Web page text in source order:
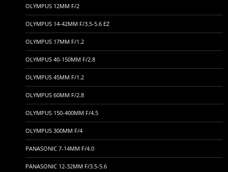
OLYMPUS 12MM F/2
OLYMPUS 14-42MM F/3.5-5.6 EZ
OLYMPUS 17MM F/1.2
OLYMPUS 40-150MM F/2.8
OLYMPUS 45MM F/1.2
OLYMPUS 60MM F/2.8
OLYMPUS 150-400MM F/4.5
OLYMPUS 300MM F/4
PANASONIC 7-14MM F/4.0
PANASONIC 12-32MM F/3.5-5.6